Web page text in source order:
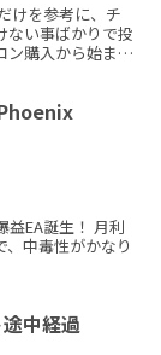
けを参考に、チ
ない事ばかりで投
ン購入から始まっ
EA誕生！ 月利
中毒性がかなり
中経過